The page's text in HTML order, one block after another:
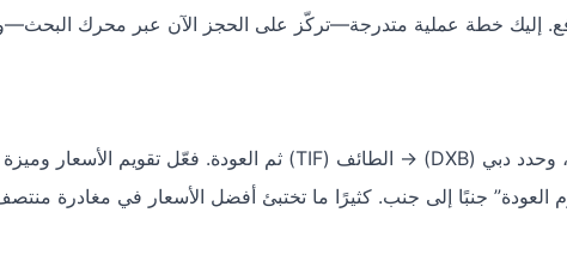
إليك خطة عملية متدرجة—تركّز على الحجز الآن عبر محرك
العودة” جنبًا إلى جنب. كثيرًا ما تختبئ أفضل الأسعار في مغادرة